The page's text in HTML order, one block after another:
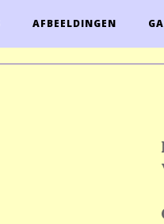
AFBEELDINGEN